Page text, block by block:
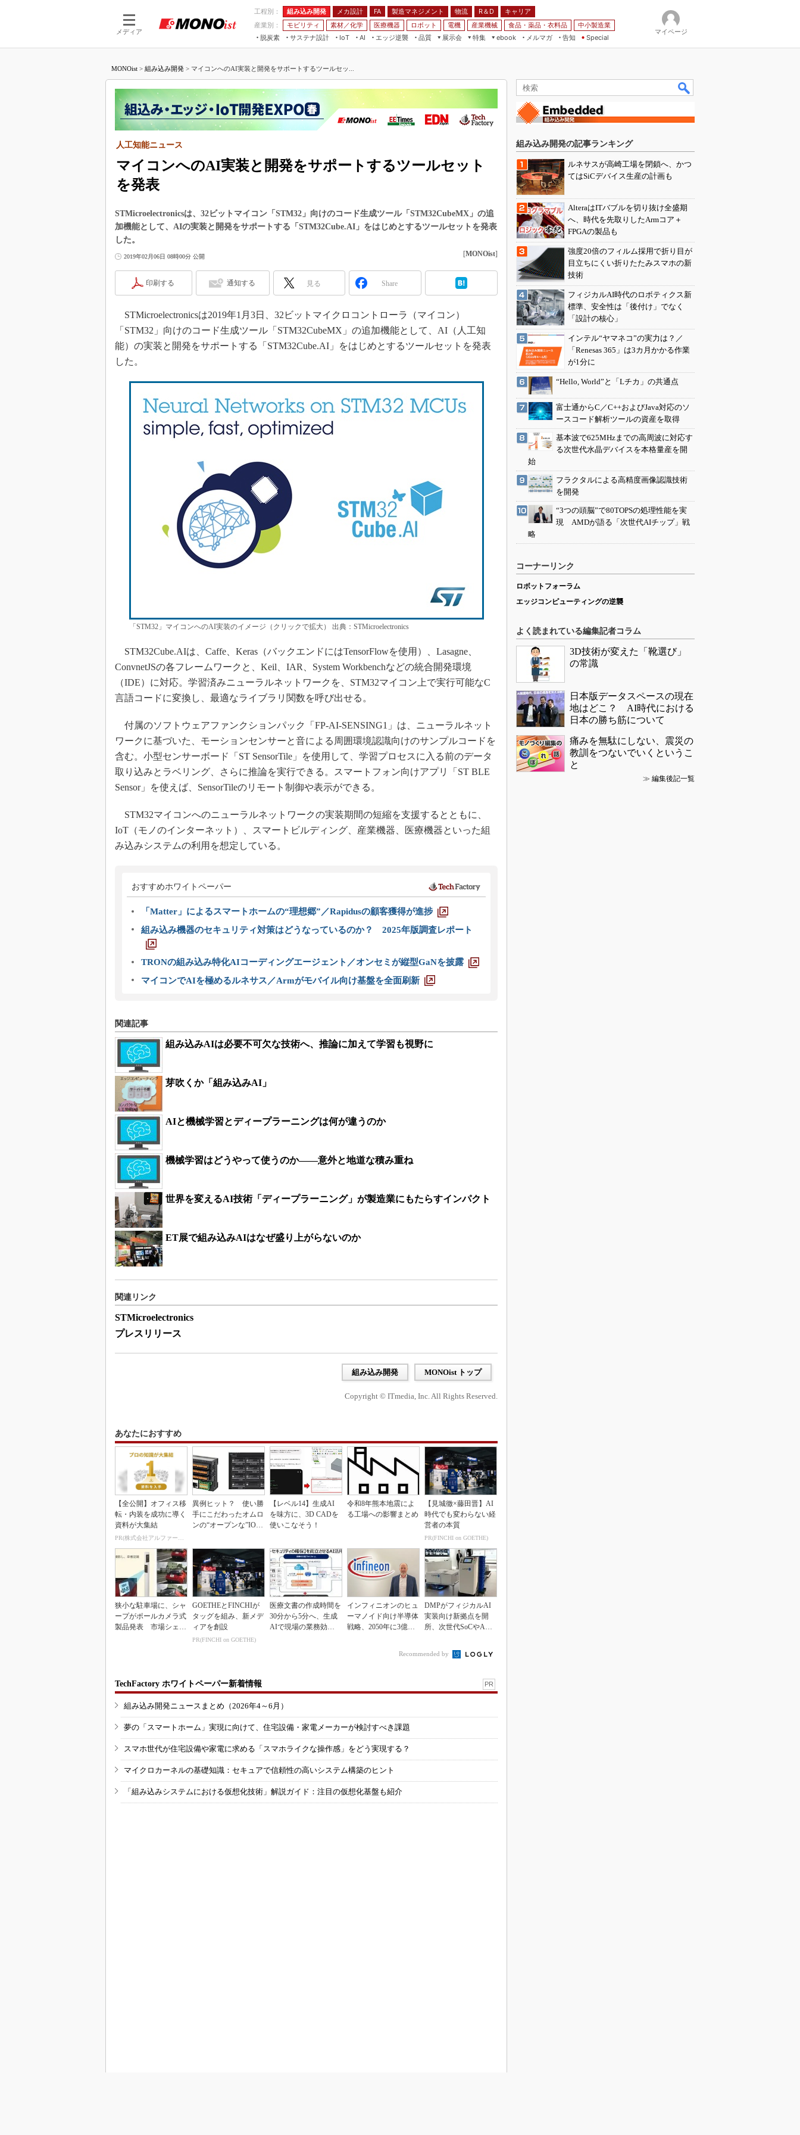
メディア
工程別： 組み込み開発 メカ設計 FA 製造マネジメント 物流 R＆D
キャリア
産業別：
モビリティ 素材／化学 医療機器 ロボット 電機 産業機械 食品・薬品・衣料品
中小製造業
脱炭素
サステナ設計
IoT
つながる工場
つながるサービス
AI
AI×設備保全
Physical AI
エッジ逆襲 品質
展示会
JIMTOF
組込み/エッジ コンピューティング
展＆IoT/5Gソリューション展
IIFES
TECHNO-FRONTIER
EdgeTech+
産業オープンネット展
特集
つながるクルマ
5G
VR／AR
フィールドサービス
組み込み画像技術
車載ソフト開発
3Dプリンタ
デジタルツインとCAE
インダストリー4.0
イノベーション
メイドインジャパン
植物工場
新型コロナへの対応
ebook
製造マネジメント
FA
モビリティ
メルマガ
告知 Special
マイページ
MONOist > 組み込み開発 > マイコンへのAI実装と開発をサポートするツールセッ...
マイコンへのAI実装と開発をサポートするツールセット
を発表
人工知能ニュース
STMicroelectronicsは、32ビットマイコン「STM32」向けのコード生成ツール「STM32CubeMX」の追
加機能として、AIの実装と開発をサポートする「STM32Cube.AI」をはじめとするツールセットを発表
した。
2019年02月06日 08時00分 公開 [MONOist]
印刷する 通知する 見る Share
STMicroelectronicsは2019年1月3日、32ビットマイクロコントローラ（マイコン）
「STM32」向けのコード生成ツール「STM32CubeMX」の追加機能として、AI（人工知
能）の実装と開発をサポートする「STM32Cube.AI」をはじめとするツールセットを発表
した。
「STM32」マイコンへのAI実装のイメージ（クリックで拡大） 出典：STMicroelectronics
STM32Cube.AIは、Caffe、Keras（バックエンドにはTensorFlowを使用）、Lasagne、
ConvnetJSの各フレームワークと、Keil、IAR、System Workbenchなどの統合開発環境
（IDE）に対応。学習済みニューラルネットワークを、STM32マイコン上で実行可能なC
言語コードに変換し、最適なライブラリ関数を呼び出せる。
付属のソフトウェアファンクションパック「FP-AI-SENSING1」は、ニューラルネット
ワークに基づいた、モーションセンサーと音による周囲環境認識向けのサンプルコードを
含む。小型センサーボード「ST SensorTile」を使用して、学習プロセスに入る前のデータ
取り込みとラベリング、さらに推論を実行できる。スマートフォン向けアプリ「ST BLE
Sensor」を使えば、SensorTileのリモート制御や表示ができる。
STM32マイコンへのニューラルネットワークの実装期間の短縮を支援するとともに、
IoT（モノのインターネット）、スマートビルディング、産業機器、医療機器といった組
み込みシステムの利用を想定している。
おすすめホワイトペーパー
「Matter」によるスマートホームの“理想郷”／Rapidusの顧客獲得が進捗
組み込み機器のセキュリティ対策はどうなっているのか？ 2025年版調査レポート
TRONの組み込み特化AIコーディングエージェント／オンセミが縦型GaNを披露
マイコンでAIを極めるルネサス／Armがモバイル向け基盤を全面刷新
関連記事
組み込みAIは必要不可欠な技術へ、推論に加えて学習も視野に
芽吹くか「組み込みAI」
AIと機械学習とディープラーニングは何が違うのか
機械学習はどうやって使うのか――意外と地道な積み重ね
世界を変えるAI技術「ディープラーニング」が製造業にもたらすインパクト
ET展で組み込みAIはなぜ盛り上がらないのか
関連リンク
STMicroelectronics
プレスリリース
組み込み開発 MONOist トップ
Copyright © ITmedia, Inc. All Rights Reserved.
あなたにおすすめ
【全公開】オフィス移
転・内装を成功に導く
資料が大集結
PR(株式会社アルファーテクノ)
異例ヒット？ 使い勝
手にこだわったオムロ
ンの“オープンな”IO-L
【レベル14】生成AI
を味方に、3D CADを
使いこなそう！
令和8年熊本地震によ
る工場への影響まとめ
【見城徹×藤田晋】AI
時代でも変わらない経
営者の本質
PR(FINCHI on GOETHE)
狭小な駐車場に、シャ
ープがポールカメラ式
製品発表 市場シェア
GOETHEとFINCHIが
タッグを組み、新メデ
ィアを創設
PR(FINCHI on GOETHE)
医療文書の作成時間を
30分から5分へ、生成
AIで現場の業務効率
インフィニオンのヒュ
ーマノイド向け半導体
戦略、2050年に3億台
DMPがフィジカルAI
実装向け新拠点を開
所、次世代SoCやAM
Recommended by
TechFactory ホワイトペーパー新着情報 PR
組み込み開発ニュースまとめ（2026年4～6月）
夢の「スマートホーム」実現に向けて、住宅設備・家電メーカーが検討すべき課題
スマホ世代が住宅設備や家電に求める「スマホライクな操作感」をどう実現する？
マイクロカーネルの基礎知識：セキュアで信頼性の高いシステム構築のヒント
「組み込みシステムにおける仮想化技術」解説ガイド：注目の仮想化基盤も紹介
組み込み開発の記事ランキング
ルネサスが高崎工場を閉鎖へ、かつ
てはSiCデバイス生産の計画も
AlteraはITバブルを切り抜け全盛期
へ、時代を先取りしたArmコア＋
FPGAの製品も
強度20倍のフィルム採用で折り目が
目立ちにくい折りたたみスマホの新
技術
フィジカルAI時代のロボティクス新
標準、安全性は「後付け」でなく
「設計の核心」
インテル“ヤマネコ”の実力は？／
「Renesas 365」は3カ月かかる作業
が1分に
“Hello, World”と「Lチカ」の共通点
富士通からC／C++およびJava対応のソ
ースコード解析ツールの資産を取得
基本波で625MHzまでの高周波に対応す
る次世代水晶デバイスを本格量産を開
始
フラクタルによる高精度画像認識技術
を開発
“3つの頭脳”で80TOPSの処理性能を実
現 AMDが語る「次世代AIチップ」戦
略
コーナーリンク
ロボットフォーラム
エッジコンピューティングの逆襲
よく読まれている編集記者コラム
3D技術が変えた「靴選び」
の常識
日本版データスペースの現在
地はどこ？ AI時代における
日本の勝ち筋について
痛みを無駄にしない、震災の
教訓をつないでいくというこ
と
≫ 編集後記一覧